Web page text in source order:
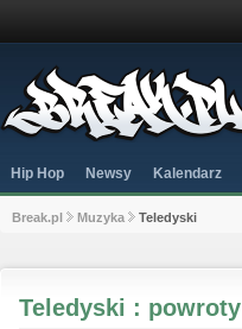
Hip Hop Newsy Kalendarz
Break.pl Muzyka Teledyski
Teledyski : powroty